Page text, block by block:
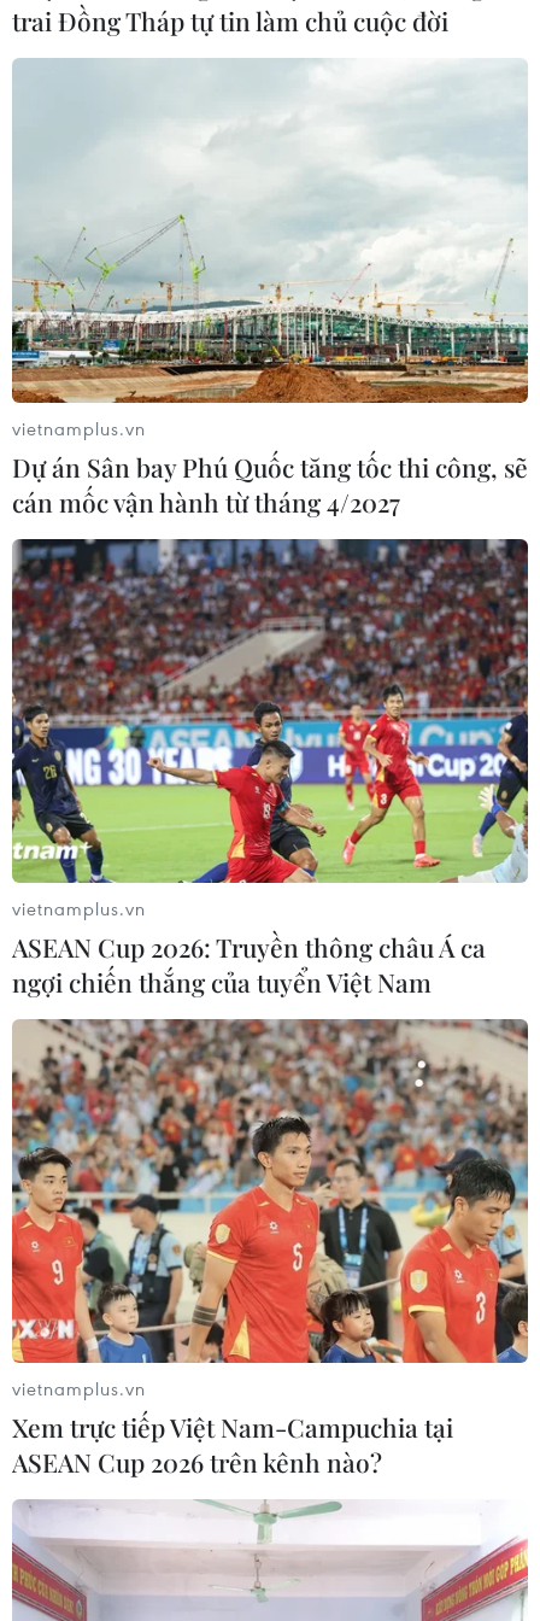
#mẫu ADN #liệt sỹ #thân nhân liệt sỹ Thanh Hóa
Theo dõi VietnamPlus
Ngày Thương binh Liệt sỹ
Chiến dịch 500 ngày đêm: Để những người lính
ra đi được trở về trọn vẹn
Chiến dịch 500 ngày đêm: Để không một sự hy
sinh nào bị lãng quên
Gia Lai: Nỗ lực tìm đồng đội sau hơn nửa thế kỷ
tham gia trận đánh Đồi Tranh
Tác phẩm điện ảnh “Mưa đỏ” và hành trình gắn
kết chiến lược Việt-Lào
Cà Mau: Bàn giao 535 mẫu hài cốt liệt sỹ tại xã
Phước Long để giám định ADN
TIN LIÊN QUAN
trai Đồng Tháp tự tin làm chủ cuộc đời
vietnamplus.vn
Dự án Sân bay Phú Quốc tăng tốc thi công, sẽ
cán mốc vận hành từ tháng 4/2027
vietnamplus.vn
ASEAN Cup 2026: Truyền thông châu Á ca
ngợi chiến thắng của tuyển Việt Nam
vietnamplus.vn
Xem trực tiếp Việt Nam-Campuchia tại
ASEAN Cup 2026 trên kênh nào?